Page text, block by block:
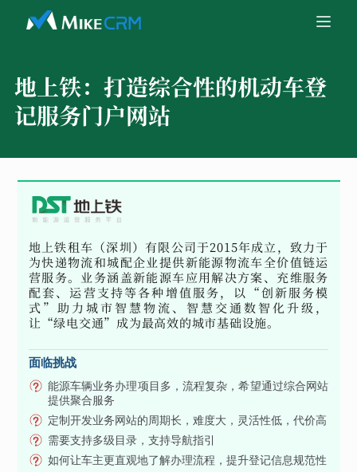
地上铁： 打造综合性的机动车登
记服务门户网站
地上铁租车（深圳）有限公司于2015年成立，致力于
为快递物流和城配企业提供新能源物流车全价值链运
营服务。业务涵盖新能源车应用解决方案、充维服务
配套、运营支持等各种增值服务，以“创新服务模
式”助力城市智慧物流、智慧交通数智化升级，
让“绿电交通”成为最高效的城市基础设施。
面临挑战
能源车辆业务办理项目多，流程复杂，希望通过综合网站
提供聚合服务
定制开发业务网站的周期长，难度大，灵活性低，代价高
需要支持多级目录，支持导航指引
如何让车主更直观地了解办理流程，提升登记信息规范性